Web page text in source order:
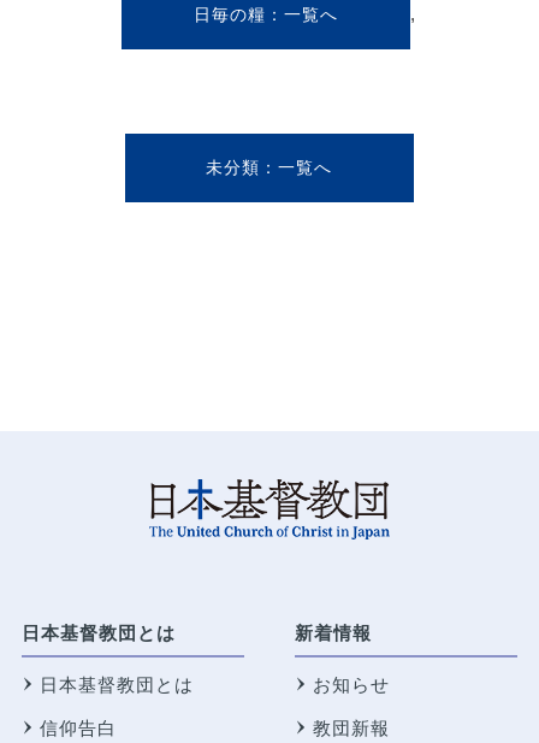
日毎の糧 ,
未分類
日本基督教団とは
日本基督教団とは
信仰告白
新着情報
お知らせ
教団新報